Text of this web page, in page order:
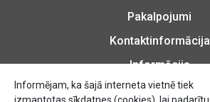
Pakalpojumi
Kontaktinformācija
Informācija
Informējam, ka šajā interneta vietnē tiek